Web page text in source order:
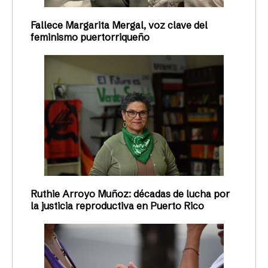
Fallece Margarita Mergal, voz clave del
feminismo puertorriqueño
Ruthie Arroyo Muñoz: décadas de lucha por
la justicia reproductiva en Puerto Rico